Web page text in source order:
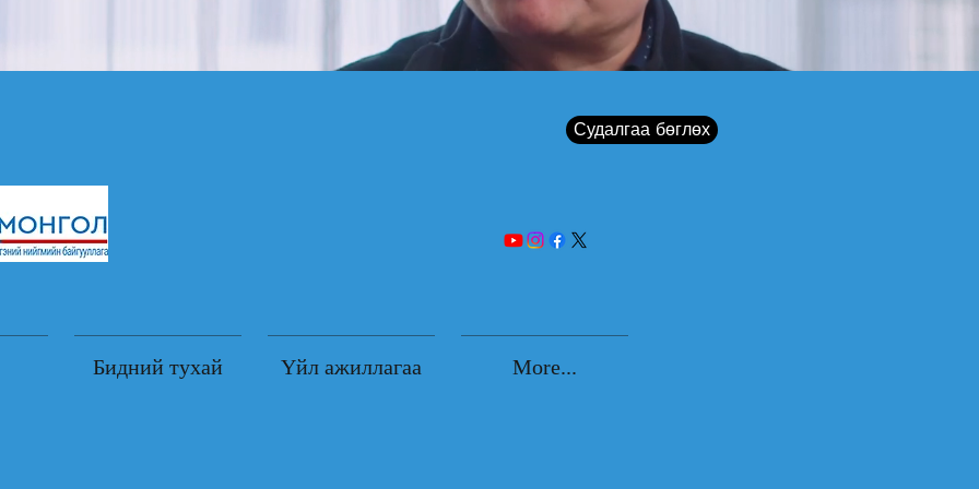
Судалгаа бөглөх
Бидний тухай Үйл ажиллагаа More...